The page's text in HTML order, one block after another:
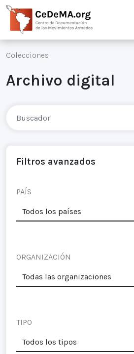
Colecciones
Archivo digital
Filtros avanzados
PAÍS
ORGANIZACIÓN
TIPO